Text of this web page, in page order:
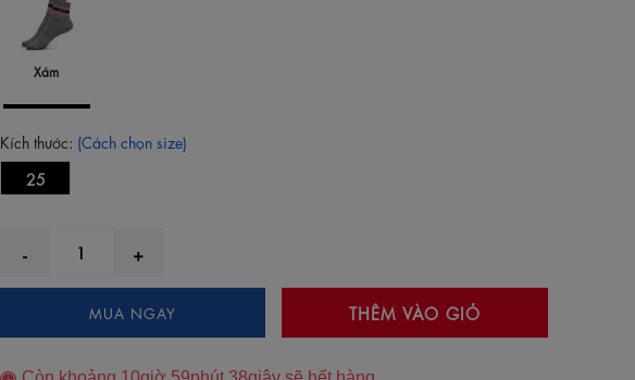
Xám
Kích thước: (Cách chọn size)
25
MUA NGAY THÊM VÀO GIỎ